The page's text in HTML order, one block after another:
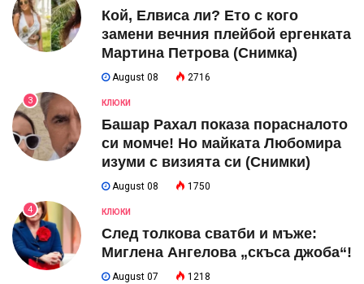
Кой, Елвиса ли? Ето с кого
замени вечния плейбой ергенката
Мартина Петрова (Снимка)
August 08 2716
3 КЛЮКИ
Башар Рахал показа порасналото
си момче! Но майката Любомира
изуми с визията си (Снимки)
August 08 1750
4 КЛЮКИ
След толкова сватби и мъже:
Миглена Ангелова „скъса джоба“!
August 07 1218